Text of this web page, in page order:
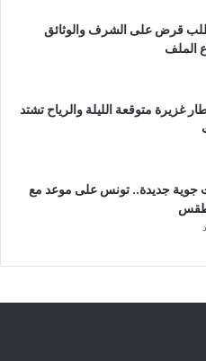
قرض على الشرف والوثائق
الملف
غزيرة متوقعة الليلة والرياح تشتد
جوية جديدة.. تونس على موعد مع